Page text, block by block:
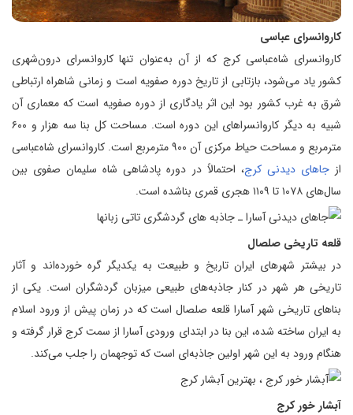
کاروانسرای عباسی
کاروانسرای شاه‌عباسی کرج که از آن به‌عنوان تنها کاروانسرای درون‌شهری
کشور یاد می‌شود، بازتابی از تاریخ دوره صفویه است و زمانی شاهراه ارتباطی
شرق به غرب کشور بود این اثر یادگاری از دوره صفویه است که معماری آن
شبیه به دیگر کاروانسراهای این دوره است. مساحت کل بنا سه هزار و ۶۰۰
مترمربع و مساحت حیاط مرکزی آن ۹۰۰ مترمربع است. کاروانسرای شاه‌عباسی
ازجاهای دیدنی کرج، احتمالاً در دوره پادشاهی شاه سلیمان صفوی بین
سال‌های ۱۰۷۸ تا ۱۱۰۹ هجری قمری بناشده است.
قلعه تاریخی صلصال
در بیشتر شهرهای ایران تاریخ و طبیعت به یکدیگر گره خورده‌اند و آثار
تاریخی هر شهر در کنار جاذبه‌های طبیعی میزبان گردشگران است. یکی از
بناهای تاریخی شهر آسارا قلعه صلصال است که در زمان پیش از ورود اسلام
به ایران ساخته شده، این بنا در ابتدای ورودی آسارا از سمت کرج قرار گرفته و
هنگام ورود به این شهر اولین جاذبه‌ای است که توجهمان را جلب می‌کند.
آبشار خور کرج